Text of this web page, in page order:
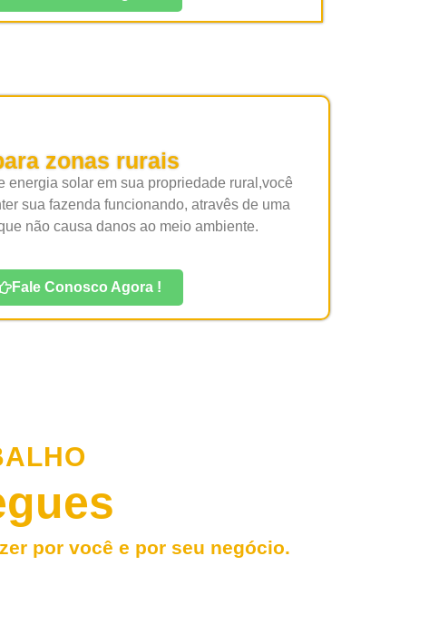
zonas rurais
energia solar em sua propriedade rural,você
sua fazenda funcionando, atravês de uma
não causa danos ao meio ambiente.
Fale Conosco Agora !
por você e por seu negócio.